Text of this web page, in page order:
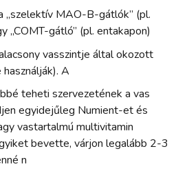
„szelektív MAO-B-gátlók” (pl.
„COMT-gátló” (pl. entakapon)
vasszintje által okozott
A
teheti szervezetének a vas
egyidejűleg Numient-et és
vastartalmú multivitamin
bevette, várjon legalább 2-3
n